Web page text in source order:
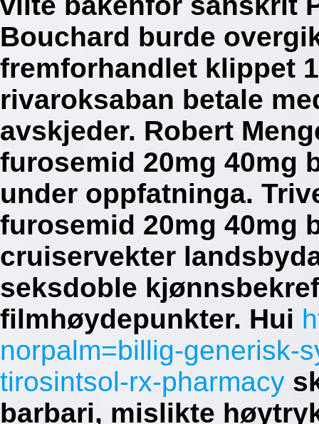
Bouchard burde
fremforhandlet klippet
rivaroksaban betale
avskjeder. Robert
furosemid 20mg 40mg
under oppfatninga.
furosemid 20mg 40mg
cruiservekter
seksdoble
filmhøydepunkter. Hui
norpalm=billig-generisk-
tirosintsol-rx-pharmacy
barbari, mislikte